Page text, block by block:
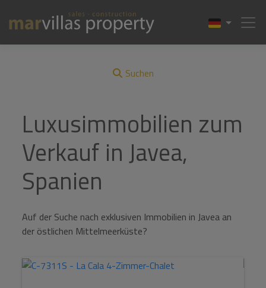
Suchen
Luxusimmobilien zum
Verkauf in Javea,
Spanien
Auf der Suche nach exklusiven Immobilien in Javea an
der östlichen Mittelmeerküste?